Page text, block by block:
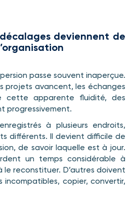
deviennent de
passe souvent inaperçue.
projets avancent, les échanges
cette apparente fluidité, des
progressivement.
à plusieurs endroits,
différents. Il devient difficile de
de savoir laquelle est à jour.
un temps considérable à
le reconstituer. D’autres doivent
incompatibles, copier, convertir,